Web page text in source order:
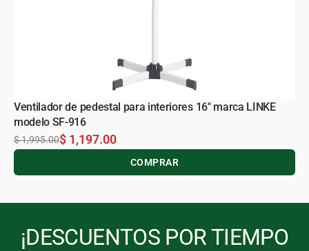
Ventilador de pedestal para interiores 16" marca LINKE
modelo SF-916
$ 1,995.00$ 1,197.00
COMPRAR
¡DESCUENTOS POR TIEMPO